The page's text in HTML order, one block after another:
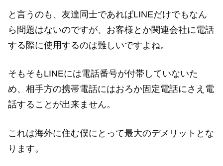
と言うのも、友達同士であればLINEだけでもなん
ら問題はないのですが、お客様とか関連会社に電話
する際に使用するのは難しいですよね。
そもそもLINEには電話番号が付帯していないた
め、相手方の携帯電話にはおろか固定電話にさえ電
話することが出来ません。
これは海外に住む僕にとって最大のデメリットとな
ります。